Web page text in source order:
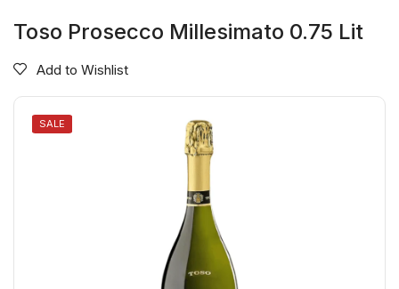
Toso Prosecco Millesimato 0.75 Lit
Add to Wishlist
SALE